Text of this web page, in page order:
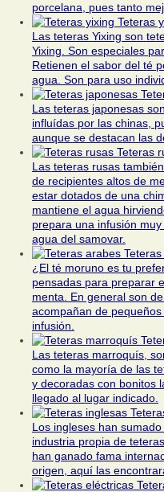
porcelana, pues tanto
Teteras
Las teteras Yixing son
Yixing. Son especiales
Retienen el sabor del té
agua. Son para uso
Las teteras japonesas
influídas por las chinas,
aunque se destacan las
Teteras
Las teteras rusas
de recipientes altos de
estar dotados de una
mantiene el agua
prepara una infusión
agua del samovar.
¿El té moruno es tu
pensadas para preparar
menta. En general son
acompañan de
infusión.
Las teteras marroquís,
como la mayoría de las
y decoradas con bonitos
llegado al lugar indicado.
Los ingleses han
industria propia de
han ganado fama
origen, aquí las